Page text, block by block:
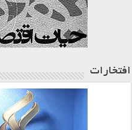
افتخارات